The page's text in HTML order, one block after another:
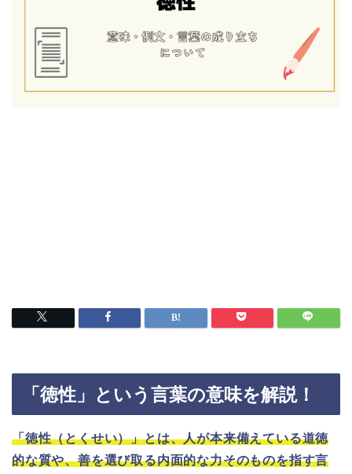
「徳性」という言葉の意味を解説！
「徳性（とくせい）」とは、人が本来備えている道徳
的な質や、善を選び取る内面的な力そのものを指す言